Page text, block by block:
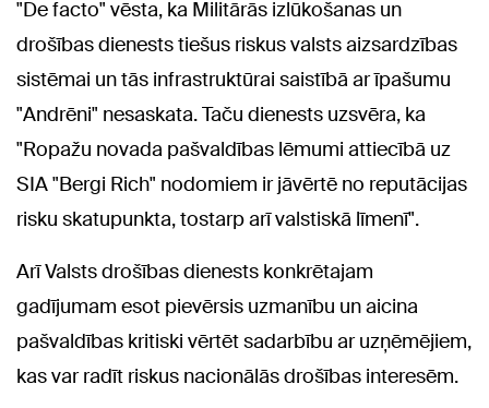
"De facto" vēsta, ka Militārās izlūkošanas un
drošības dienests tiešus riskus valsts aizsardzības
sistēmai un tās infrastruktūrai saistībā ar īpašumu
"Andrēni" nesaskata. Taču dienests uzsvēra, ka
"Ropažu novada pašvaldības lēmumi attiecībā uz
SIA "Bergi Rich" nodomiem ir jāvērtē no reputācijas
risku skatupunkta, tostarp arī valstiskā līmenī".
Arī Valsts drošības dienests konkrētajam
gadījumam esot pievērsis uzmanību un aicina
pašvaldības kritiski vērtēt sadarbību ar uzņēmējiem,
kas var radīt riskus nacionālās drošības interesēm.